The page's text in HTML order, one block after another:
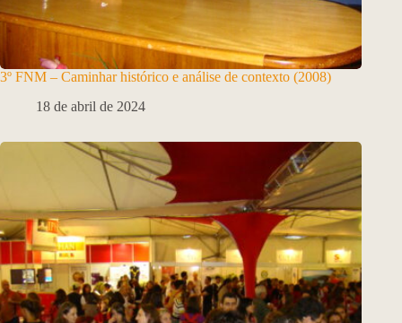
3º FNM – Caminhar histórico e análise de contexto (2008)
18 de abril de 2024